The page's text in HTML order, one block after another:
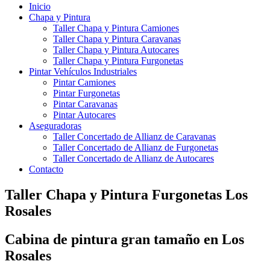
Inicio
Chapa y Pintura
Taller Chapa y Pintura Camiones
Taller Chapa y Pintura Caravanas
Taller Chapa y Pintura Autocares
Taller Chapa y Pintura Furgonetas
Pintar Vehículos Industriales
Pintar Camiones
Pintar Furgonetas
Pintar Caravanas
Pintar Autocares
Aseguradoras
Taller Concertado de Allianz de Caravanas
Taller Concertado de Allianz de Furgonetas
Taller Concertado de Allianz de Autocares
Contacto
Taller Chapa y Pintura Furgonetas Los
Rosales
Cabina de pintura gran tamaño en Los
Rosales